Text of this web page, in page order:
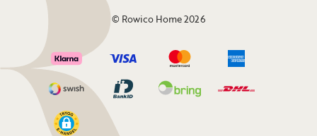
© Rowico Home 2026